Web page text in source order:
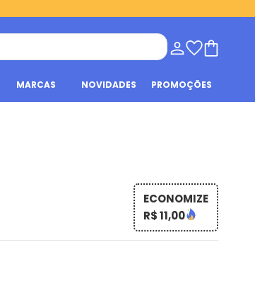
MARCAS NOVIDADES PROMOÇÕES
ECONOMIZE
R$ 11,00